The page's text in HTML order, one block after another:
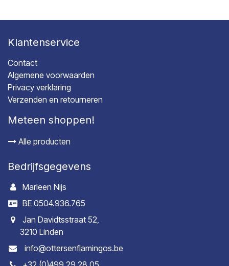
Klantenservice
Contact
Algemene voorwaarden
Privacy verklaring
Verzenden en retourneren
Meteen shoppen!
Alle producten
Bedrijfsgegevens
Marleen Nijs
BE 0504.936.765
Jan Davidtsstraat 52,
3210 Linden
info@ottersenflamingos.be